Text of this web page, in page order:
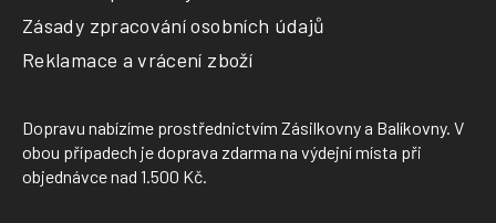
Zásady zpracování osobních údajů
Reklamace a vrácení zboží
Dopravu nabízíme prostřednictvím Zásilkovny a Balíkovny. V
obou případech je doprava zdarma na výdejní místa při
objednávce nad 1.500 Kč.